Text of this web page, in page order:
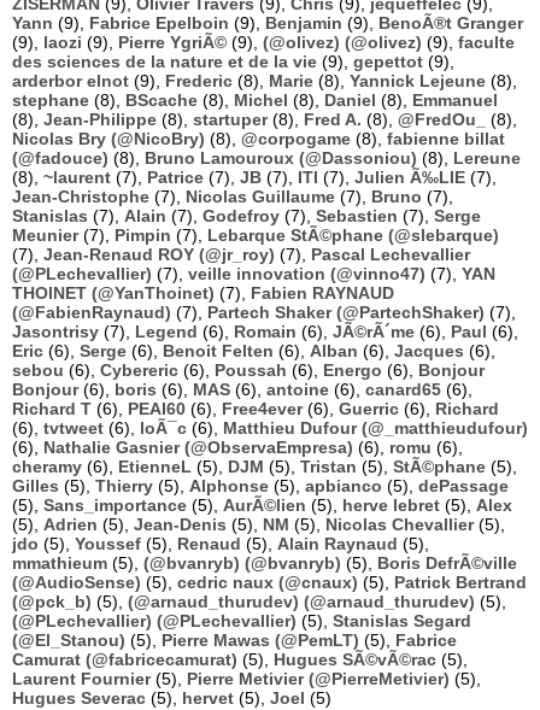
Yann (9), Fabrice Epelboin (9), Benjamin (9), BenoÃ®t Granger
(9), laozi (9), Pierre YgriÃ© (9), (@olivez) (@olivez) (9), faculte
des sciences de la nature et de la vie (9), gepettot (9),
arderbor elnot (9), Frederic (8), Marie (8), Yannick Lejeune (8),
stephane (8), BScache (8), Michel (8), Daniel (8), Emmanuel
(8), Jean-Philippe (8), startuper(8), Fred A. (8), @FredOu_
(8),
Nicolas Bry (@NicoBry) (8), @corpogame (8), fabienne billat
(@fadouce) (8), Bruno Lamouroux (@Dassoniou) (8), Lereune
(8), ~laurent (7), Patrice (7), JB (7), ITI (7), Julien Ã‰LIE (7),
Jean-Christophe (7), Nicolas Guillaume (7), Bruno (7),
Stanislas (7), Alain (7), Godefroy (7), Sebastien (7), Serge
Meunier(7), Pimpin (7), Lebarque StÃ©phane (@slebarque)
(7), Jean-Renaud ROY (@jr_roy) (7), Pascal Lechevallier
(@PLechevallier) (7), veille innovation (@vinno47) (7), YAN
THOINET (@YanThoinet) (7), Fabien RAYNAUD
(@FabienRaynaud) (7), Partech Shaker (@PartechShaker) (7),
Jasontrisy (7), Legend (6), Romain (6), JÃ©rÃ´me (6), Paul (6),
Eric (6), Serge (6), Benoit Felten (6), Alban (6), Jacques (6),
sebou (6), Cybereric (6), Poussah (6), Energo (6), Bonjour
Bonjour(6), boris (6), MAS (6), antoine (6), canard65 (6),
Richard T (6), PEAI60 (6), Free4ever(6), Guerric (6), Richard
(6), tvtweet (6), loÃ¯c (6), Matthieu Dufour (@_matthieudufour)
(6), Nathalie Gasnier (@ObservaEmpresa) (6), romu (6),
cheramy (6), EtienneL (5), DJM (5), Tristan (5), StÃ©phane (5),
Gilles (5), Thierry (5), Alphonse (5), apbianco (5), dePassage
(5), Sans_importance (5), AurÃ©lien (5), herve lebret (5), Alex
(5), Adrien (5), Jean-Denis (5), NM (5), Nicolas Chevallier(5),
jdo (5), Youssef (5), Renaud (5), Alain Raynaud (5),
mmathieum (5), (@bvanryb) (@bvanryb) (5), Boris DefrÃ©ville
(@AudioSense) (5), cedric naux (@cnaux) (5), Patrick Bertrand
(@pck_b) (5), (@arnaud_thurudev) (@arnaud_thurudev) (5),
(@PLechevallier) (@PLechevallier) (5), Stanislas Segard
(@El_Stanou) (5), Pierre Mawas (@PemLT) (5), Fabrice
Camurat (@fabricecamurat) (5), Hugues SÃ©vÃ©rac (5),
Laurent Fournier(5), Pierre Metivier (@PierreMetivier) (5),
Hugues Severac (5), hervet (5), Joel (5)